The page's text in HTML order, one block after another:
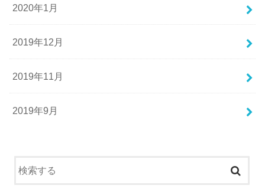
2020年1月
2019年12月
2019年11月
2019年9月